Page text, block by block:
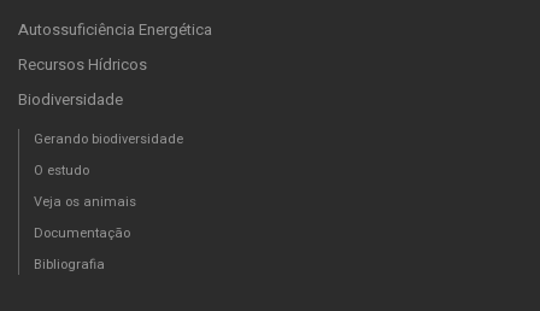
Autossuficiência Energética
Recursos Hídricos
Biodiversidade
Gerando biodiversidade
O estudo
Veja os animais
Documentação
Bibliografia